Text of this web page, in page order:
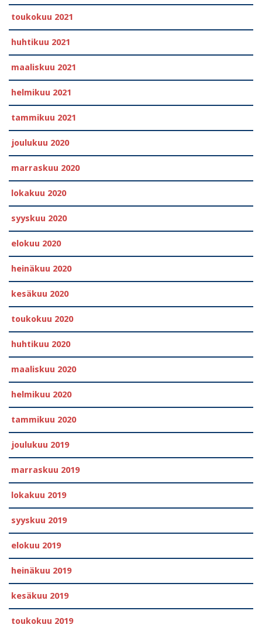
toukokuu 2021
huhtikuu 2021
maaliskuu 2021
helmikuu 2021
tammikuu 2021
joulukuu 2020
marraskuu 2020
lokakuu 2020
syyskuu 2020
elokuu 2020
heinäkuu 2020
kesäkuu 2020
toukokuu 2020
huhtikuu 2020
maaliskuu 2020
helmikuu 2020
tammikuu 2020
joulukuu 2019
marraskuu 2019
lokakuu 2019
syyskuu 2019
elokuu 2019
heinäkuu 2019
kesäkuu 2019
toukokuu 2019